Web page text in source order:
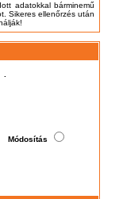
adatokkal bárminemű
Sikeres ellenőrzés után
Módosítás